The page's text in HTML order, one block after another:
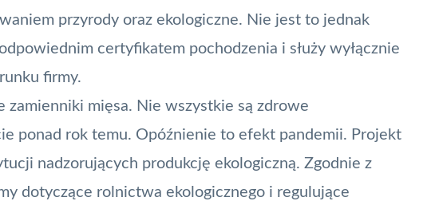
przyrody oraz ekologiczne. Nie jest to jednak
certyfikatem pochodzenia i służy wyłącznie
firmy.
zamienniki mięsa. Nie wszystkie są zdrowe
ponad rok temu. Opóźnienie to efekt pandemii. Projekt
nadzorujących produkcję ekologiczną. Zgodnie z
dotyczące rolnictwa ekologicznego i regulujące